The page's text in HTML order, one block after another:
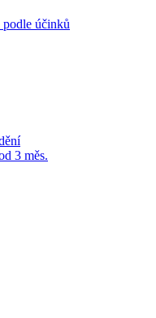
účinků
3 měs.